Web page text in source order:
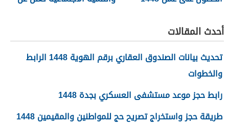
1448
أحدث المقالات
تحديث بيانات الصندوق العقاري برقم الهوية 1448 الرابط
والخطوات
رابط حجز موعد مستشفى العسكري بجدة 1448
طريقة حجز واستخراج تصريح حج للمواطنين والمقيمين 1448